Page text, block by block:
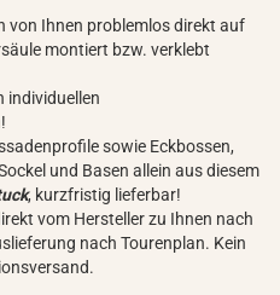
von Ihnen problemlos direkt auf
montiert bzw. verklebt
individuellen
sowie Eckbossen,
und Basen allein aus diesem
, kurzfristig lieferbar!
vom Hersteller zu Ihnen nach
nach Tourenplan. Kein